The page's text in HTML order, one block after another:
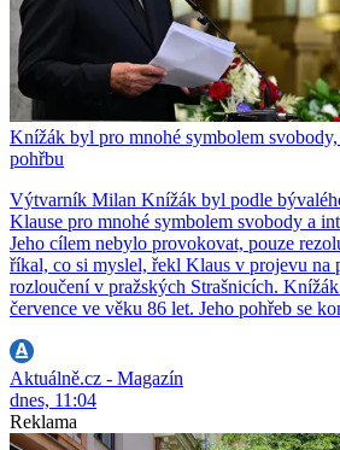
Knížák byl pro mnohé symbolem
pohřbu
Výtvarník Milan Knížák byl podle
Klause pro mnohé symbolem svobody a
Jeho cílem nebylo provokovat, pouze
říkal, co si myslel, řekl Klaus v projevu na
rozloučení v pražských Strašnicích.
července ve věku 86 let. Jeho pohřeb se
Aktuálně.cz - Magazín
dnes, 11:04
Reklama